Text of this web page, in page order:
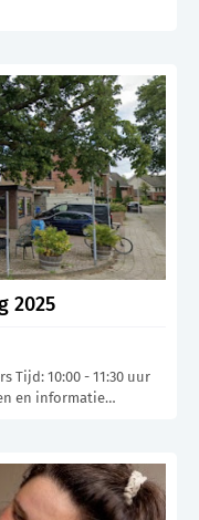
2025
Tijd: 10:00 - 11:30 uur
en informatie…